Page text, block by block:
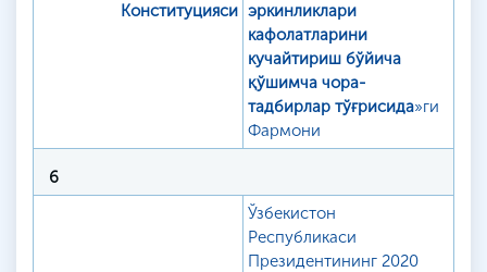
Конституцияси эркинликлари
кафолатларини
кучайтириш бўйича
қўшимча чора-
тадбирлар тўғрисида»ги
Фармони
6
Ўзбекистон
Республикаси
Президентининг 2020